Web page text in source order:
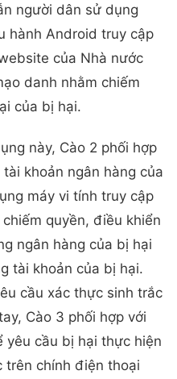
người dân sử dụng
hành Android truy cập
của Nhà nước
danh nhằm chiếm
của bị hại.
này, Cào 2 phối hợp
khoản ngân hàng của
máy vi tính truy cập
quyền, điều khiển
ngân hàng của bị hại
tài khoản của bị hại.
cầu xác thực sinh trắc
Cào 3 phối hợp với
yêu cầu bị hại thực hiện
trên chính điện thoại